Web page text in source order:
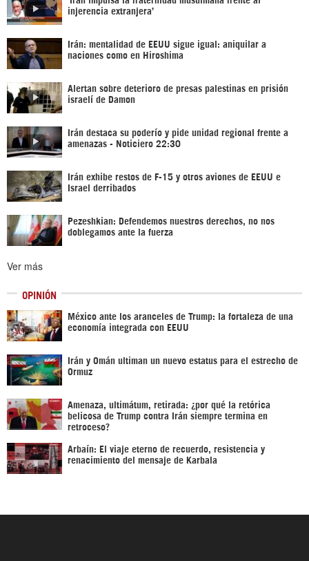
injerencia extranjera’
Irán: mentalidad de EEUU sigue igual: aniquilar a
naciones como en Hiroshima
Alertan sobre deterioro de presas palestinas en prisión
israelí de Damon
Irán destaca su poderío y pide unidad regional frente a
amenazas - Noticiero 22:30
Irán exhibe restos de F-15 y otros aviones de EEUU e
Israel derribados
Pezeshkian: Defendemos nuestros derechos, no nos
doblegamos ante la fuerza
Ver más
OPINIÓN
México ante los aranceles de Trump: la fortaleza de una
economía integrada con EEUU
Irán y Omán ultiman un nuevo estatus para el estrecho de
Ormuz
Amenaza, ultimátum, retirada: ¿por qué la retórica
belicosa de Trump contra Irán siempre termina en
retroceso?
Arbaín: El viaje eterno de recuerdo, resistencia y
renacimiento del mensaje de Karbala